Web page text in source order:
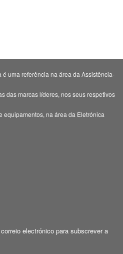
uma referência na área da Assistência-
das marcas líderes, nos seus respetivos
equipamentos, na área da Eletrónica
electrónico para subscrever a